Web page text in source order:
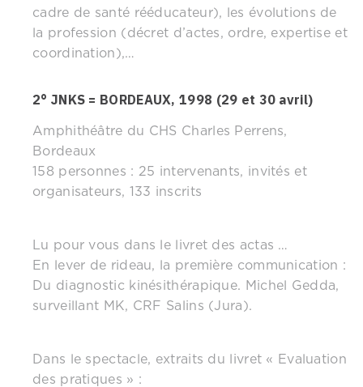
cadre de santé rééducateur), les évolutions de
la profession (décret d’actes, ordre, expertise et
coordination),…
2° JNKS = BORDEAUX, 1998 (29 et 30 avril)
Amphithéâtre du CHS Charles Perrens,
Bordeaux
158 personnes : 25 intervenants, invités et
organisateurs, 133 inscrits
Lu pour vous dans le livret des actas …
En lever de rideau, la première communication :
Du diagnostic kinésithérapique. Michel Gedda,
surveillant MK, CRF Salins (Jura).
Dans le spectacle, extraits du livret « Evaluation
des pratiques » :